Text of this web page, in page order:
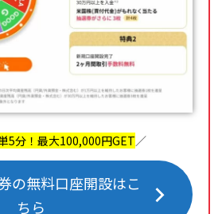
5分！最大100,000円GET／
の無料口座開設はこ
ちら